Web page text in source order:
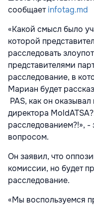
сообщаетinfotag.md
«Какой смысл было
которой
расследовать
представителями
расследование, в
Мариан будет
PAS, как он
директора
расследованием?!»,
вопросом.
Он заявил, что
комиссии, но будет
расследование.
«Мы воспользуемся